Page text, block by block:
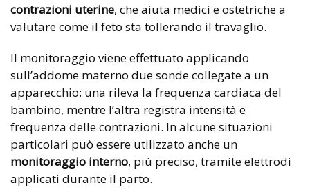
contrazioni uterine, che aiuta medici e ostetriche a
valutare come il feto sta tollerando il travaglio.
Il monitoraggio viene effettuato applicando
sull’addome materno due sonde collegate a un
apparecchio: una rileva la frequenza cardiaca del
bambino, mentre l’altra registra intensità e
frequenza delle contrazioni. In alcune situazioni
particolari può essere utilizzato anche un
monitoraggio interno, più preciso, tramite elettrodi
applicati durante il parto.